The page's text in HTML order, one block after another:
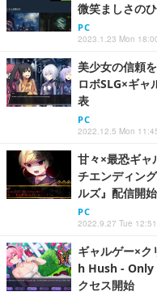
微笑ましさの
PC
2023.1.23 Mon
美少女の信頼
ロボSLG×ギ
表
PC
2022.12.5 Mon
甘々×最恐ギャ
チエンディン
ルズ』配信開始
PC
2022.9.27 Tue 12:51
ギャルゲー×
h Hush - Only
クセス開始